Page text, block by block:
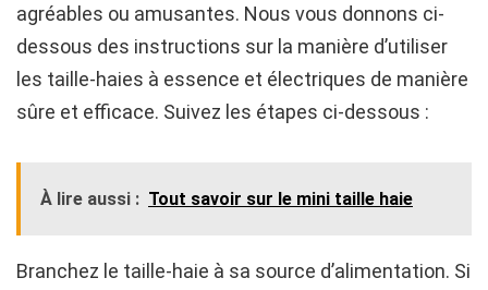
agréables ou amusantes. Nous vous donnons ci-
dessous des instructions sur la manière d’utiliser
les taille-haies à essence et électriques de manière
sûre et efficace. Suivez les étapes ci-dessous :
À lire aussi : Tout savoir sur le mini taille haie
Branchez le taille-haie à sa source d’alimentation. Si